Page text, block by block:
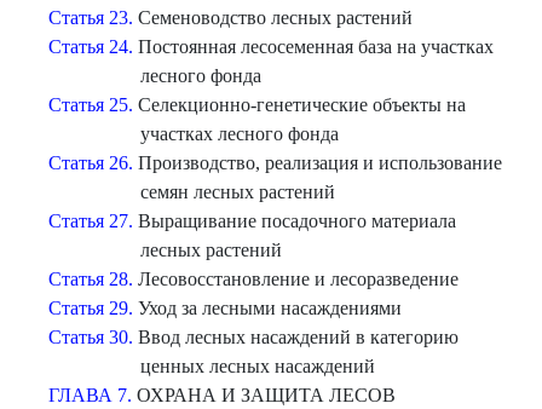
Статья 23. Семеноводство лесных растений
Статья 24. Постоянная лесосеменная база на участках
лесного фонда
Статья 25. Селекционно-генетические объекты на
участках лесного фонда
Статья 26. Производство, реализация и использование
семян лесных растений
Статья 27. Выращивание посадочного материала
лесных растений
Статья 28. Лесовосстановление и лесоразведение
Статья 29. Уход за лесными насаждениями
Статья 30. Ввод лесных насаждений в категорию
ценных лесных насаждений
ГЛАВА 7. ОХРАНА И ЗАЩИТА ЛЕСОВ